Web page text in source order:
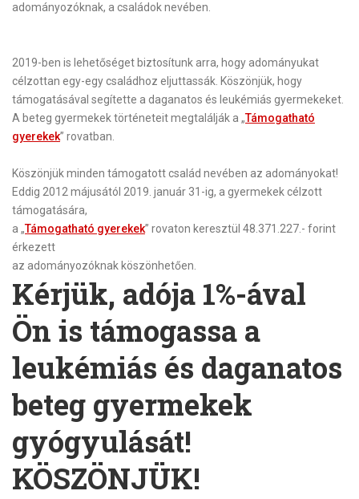
adományozóknak, a családok nevében.
2019-ben is lehetőséget biztosítunk arra, hogy adományukat
célzottan egy-egy családhoz eljuttassák. Köszönjük, hogy
támogatásával segítette a daganatos és leukémiás gyermekeket.
A beteg gyermekek történeteit megtalálják a „Támogatható
gyerekek” rovatban.
Köszönjük minden támogatott család nevében az adományokat!
Eddig 2012 májusától 2019. január 31-ig, a gyermekek célzott
támogatására,
a „Támogatható gyerekek” rovaton keresztül 48.371.227.- forint
érkezett
az adományozóknak köszönhetően.
Kérjük, adója 1%-ával
Ön is támogassa a
leukémiás és daganatos
beteg gyermekek
gyógyulását!
KÖSZÖNJÜK!